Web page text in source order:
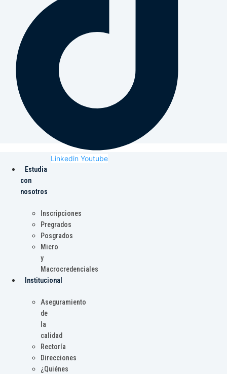
Linkedin Youtube
Estudia
con
nosotros
Inscripciones
Pregrados
Posgrados
Micro
y
Macrocredenciales
Institucional
Aseguramiento
de
la
calidad
Rectoría
Direcciones
¿Quiénes